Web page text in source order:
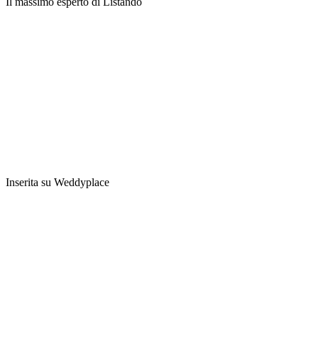
Inserita su Weddyplace